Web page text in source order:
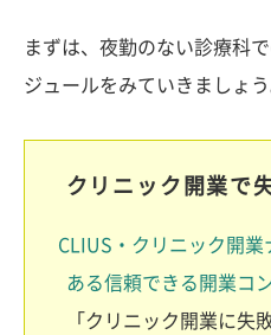
まずは、夜勤のない診療科
ジュールをみていきましょう
クリニック開業で
CLIUS・クリニック開
ある信頼できる開業コ
「クリニック開業に失